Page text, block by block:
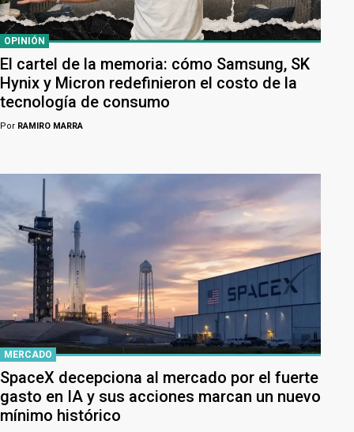
OPINIÓN
El cartel de la memoria: cómo Samsung, SK
Hynix y Micron redefinieron el costo de la
tecnología de consumo
Por RAMIRO MARRA
MERCADO
SpaceX decepciona al mercado por el fuerte
gasto en IA y sus acciones marcan un nuevo
mínimo histórico